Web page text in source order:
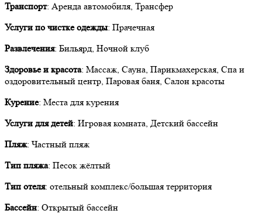
Транспорт: Аренда автомобиля, Трансфер
Услуги по чистке одежды: Прачечная
Развлечения: Бильярд, Ночной клуб
Здоровье и красота: Массаж, Сауна, Парикмахерская, Спа и
оздоровительный центр, Паровая баня, Салон красоты
Курение: Места для курения
Услуги для детей: Игровая комната, Детский бассейн
Пляж: Частный пляж
Тип пляжа: Песок жёлтый
Тип отеля: отельный комплекс/большая территория
Бассейн: Открытый бассейн